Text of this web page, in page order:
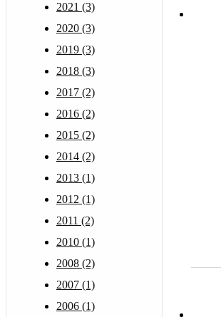
2021 (3)
2020 (3)
2019 (3)
2018 (3)
2017 (2)
2016 (2)
2015 (2)
2014 (2)
2013 (1)
2012 (1)
2011 (2)
2010 (1)
2008 (2)
2007 (1)
2006 (1)